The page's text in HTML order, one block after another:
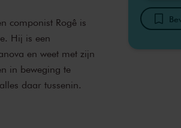
componist Rogê is
Hij is een
en weet met zijn
in beweging te
daar tussenin.